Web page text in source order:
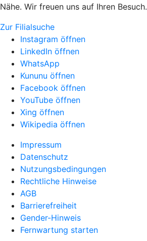
Nähe. Wir freuen uns auf Ihren Besuch.
Zur Filialsuche
Instagram öffnen
LinkedIn öffnen
WhatsApp
Kununu öffnen
Facebook öffnen
YouTube öffnen
Xing öffnen
Wikipedia öffnen
Impressum
Datenschutz
Nutzungsbedingungen
Rechtliche Hinweise
AGB
Barrierefreiheit
Gender-Hinweis
Fernwartung starten